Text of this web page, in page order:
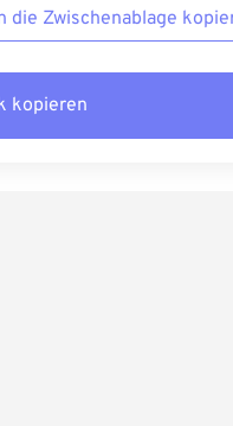
die Zwischenablage
kopieren